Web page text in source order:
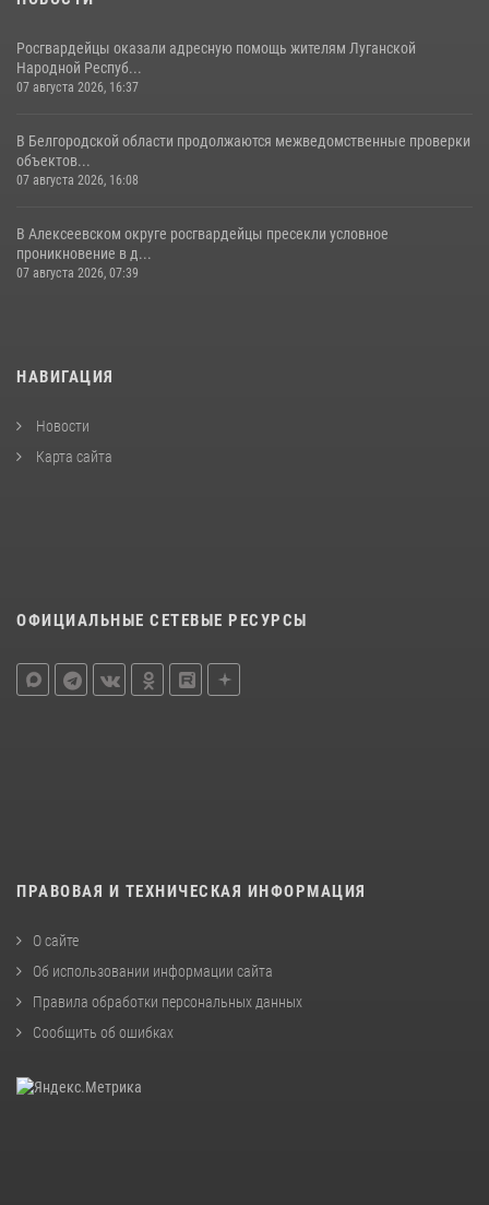
Росгвардейцы оказали адресную помощь жителям Луганской
Народной Респуб...
07 августа 2026, 16:37
В Белгородской области продолжаются межведомственные проверки
объектов...
07 августа 2026, 16:08
В Алексеевском округе росгвардейцы пресекли условное
проникновение в д...
07 августа 2026, 07:39
НАВИГАЦИЯ
Новости
Карта сайта
ОФИЦИАЛЬНЫЕ СЕТЕВЫЕ РЕСУРСЫ
ПРАВОВАЯ И ТЕХНИЧЕСКАЯ ИНФОРМАЦИЯ
О сайте
Об использовании информации сайта
Правила обработки персональных данных
Сообщить об ошибках